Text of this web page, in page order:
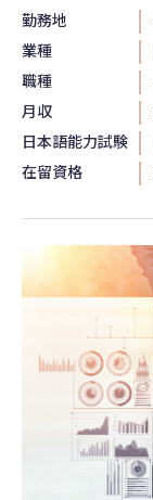
勤務地
業種
職種
月収
日本語能力試験
在留資格